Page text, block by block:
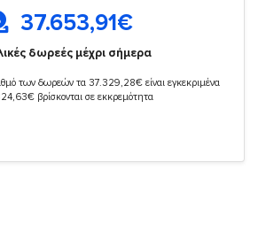
37.653,91€
δωρεές μέχρι σήμερα
των δωρεών τα 37.329,28€ είναι εγκεκριμένα
βρίσκονται σε εκκρεμότητα